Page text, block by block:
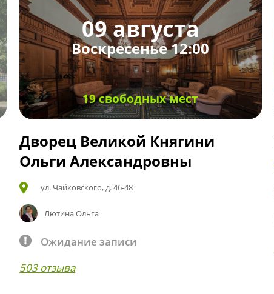
09 августа
Воскресенье 12:00
19 свободных мест
Дворец Великой Княгини
Ольги Александровны
ул. Чайковского, д. 46-48
Лютина Ольга
Ожидание записи
503 отзыва